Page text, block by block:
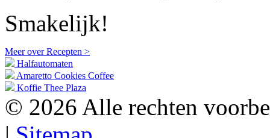
Smakelijk!
Meer over Recepten >
Halfautomaten
Amaretto Cookies Coffee
Koffie Thee Plaza
© 2026 Alle rechten